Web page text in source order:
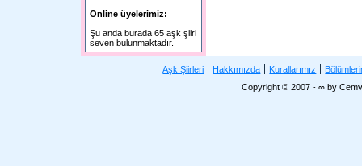
Online üyelerimiz:
Şu anda burada 65 aşk şiiri
seven bulunmaktadır.
Aşk Şiirleri Hakkımızda Kurallarımız
Copyright © 2007 - ∞ by